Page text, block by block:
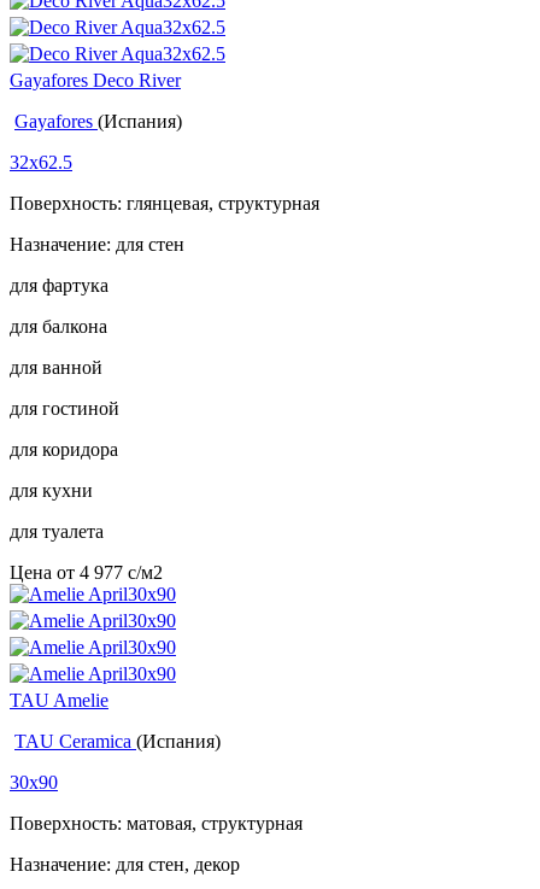
Gayafores Deco River
Gayafores (Испания)
32x62.5
Поверхность: глянцевая, структурная
Назначение: для стен
для фартука
для балкона
для ванной
для гостиной
для коридора
для кухни
для туалета
Цена от 4 977 c/м2
TAU Amelie
TAU Ceramica (Испания)
30x90
Поверхность: матовая, структурная
Назначение: для стен, декор